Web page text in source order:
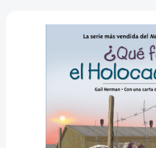
fue
el
the
(¿Qué
fue?)